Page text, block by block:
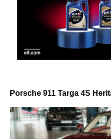
Porsche 911 Targa 4S